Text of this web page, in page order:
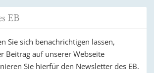
EB
Sie sich benachrichtigen lassen,
Beitrag auf unserer Webseite
Sie hierfür den Newsletter des EB.